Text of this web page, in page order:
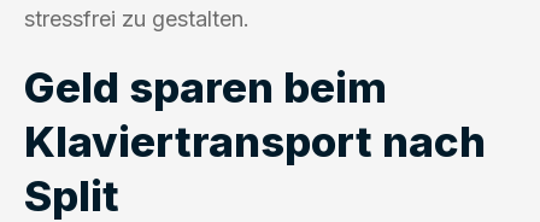
stressfrei zu gestalten.
Geld sparen beim
Klaviertransport nach
Split